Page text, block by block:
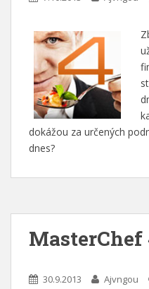
dokážou za určených
dnes?
MasterChef
30.9.2013 Ajvngou